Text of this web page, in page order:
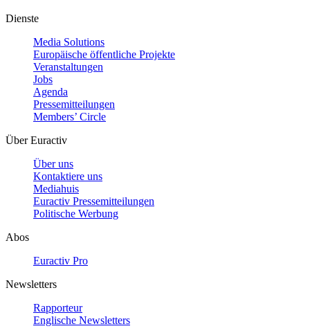
Dienste
Media Solutions
Europäische öffentliche Projekte
Veranstaltungen
Jobs
Agenda
Pressemitteilungen
Members’ Circle
Über Euractiv
Über uns
Kontaktiere uns
Mediahuis
Euractiv Pressemitteilungen
Politische Werbung
Abos
Euractiv Pro
Newsletters
Rapporteur
Englische Newsletters